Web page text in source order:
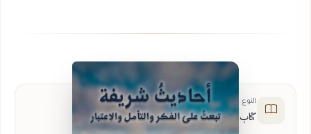
النوع
كتاب